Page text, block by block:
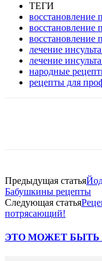
ТЕГИ
восстановление
восстановление
восстановление
лечение
лечение
народные
рецепты для
Предыдущая статья
Бабушкины рецепты
Следующая статья
потрясающий!
ЭТО МОЖЕТ БЫТЬ